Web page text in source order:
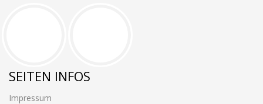
SEITEN INFOS
Impressum